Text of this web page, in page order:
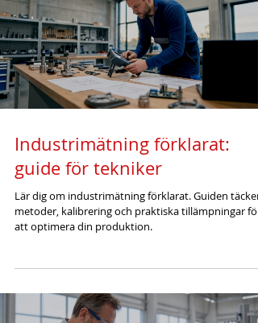
Industrimätning förklarat:
guide för tekniker
Lär dig om industrimätning förklarat. Guiden täcker
metoder, kalibrering och praktiska tillämpningar för
att optimera din produktion.